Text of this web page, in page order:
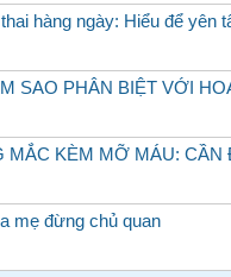
hàng ngày: Hiểu để yên
SAO PHÂN BIỆT VỚI
KÈM MỠ MÁU: CẦN
mẹ đừng chủ quan